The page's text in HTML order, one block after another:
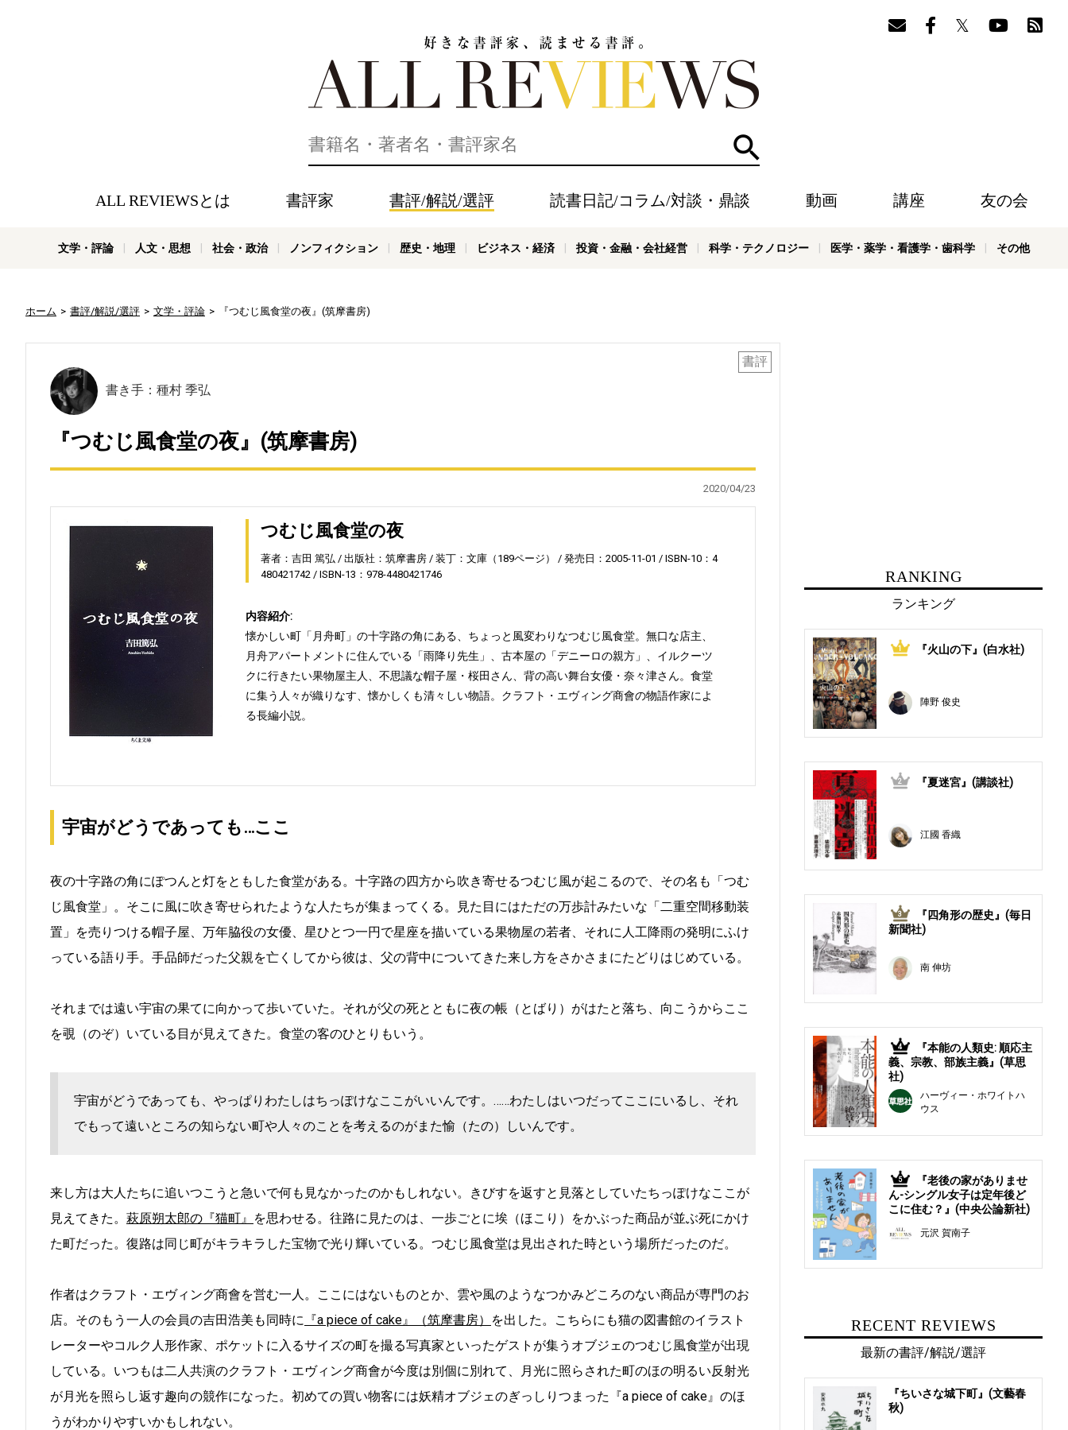
検索
ALL REVIEWSとは 書評家 書評/解説/選評 読書日記/コラム/対談・鼎談 動画 講座 友の会
文学・評論 人文・思想 社会・政治 ノンフィクション 歴史・地理 ビジネス・経済 投資・金融・会社経営 科学・テクノロジー 医学・薬学・看護学・歯科学 その他
ホーム 書評/解説/選評 文学・評論 『つむじ風食堂の夜』(筑摩書房)
書評
書き手：種村 季弘
『つむじ風食堂の夜』(筑摩書房)
2020/04/23
つむじ風食堂の夜
著者：吉田 篤弘 出版社：筑摩書房 装丁：文庫（189ページ） 発売日：2005-11-01
ISBN-10：4
480421742
ISBN-13：978-4480421746
内容紹介:
懐かしい町「月舟町」の十字路の角にある、ちょっと風変わりなつむじ風食堂。無口な店主、
月舟アパートメントに住んでいる「雨降り先生」、古本屋の「デニーロの親方」、イルクーツ
クに行きたい果物屋主人、不思議な帽子屋・桜田さん、背の高い舞台女優・奈々津さん。食堂
に集う人々が織りなす、懐かしくも清々しい物語。クラフト・エヴィング商會の物語作家によ
る長編小説。
宇宙がどうであっても…ここ
夜の十字路の角にぽつんと灯をともした食堂がある。十字路の四方から吹き寄せるつむじ風が起こるので、その名も「つむ
じ風食堂」。そこに風に吹き寄せられたような人たちが集まってくる。見た目にはただの万歩計みたいな「二重空間移動装
置」を売りつける帽子屋、万年脇役の女優、星ひとつ一円で星座を描いている果物屋の若者、それに人工降雨の発明にふけ
っている語り手。手品師だった父親を亡くしてから彼は、父の背中についてきた来し方をさかさまにたどりはじめている。
それまでは遠い宇宙の果てに向かって歩いていた。それが父の死とともに夜の帳（とばり）がはたと落ち、向こうからここ
を覗（のぞ）いている目が見えてきた。食堂の客のひとりもいう。
宇宙がどうであっても、やっぱりわたしはちっぽけなここがいいんです。……わたしはいつだってここにいるし、それ
でもって遠いところの知らない町や人々のことを考えるのがまた愉（たの）しいんです。
来し方は大人たちに追いつこうと急いで何も見なかったのかもしれない。きびすを返すと見落としていたちっぽけなここが
見えてきた。 萩原朔太郎の『猫町』 を思わせる。往路に見たのは、一歩ごとに埃（ほこり）をかぶった商品が並ぶ死にかけ
た町だった。復路は同じ町がキラキラした宝物で光り輝いている。つむじ風食堂は見出された時という場所だったのだ。
作者はクラフト・エヴィング商會を営む一人。ここにはないものとか、雲や風のようなつかみどころのない商品が専門のお
店。そのもう一人の会員の吉田浩美も同時に 『a piece of cake』（筑摩書房）
を出した。こちらにも猫の図書館のイラスト
レーターやコルク人形作家、ポケットに入るサイズの町を撮る写真家といったゲストが集うオブジェのつむじ風食堂が出現
している。いつもは二人共演のクラフト・エヴィング商會が今度は別個に別れて、月光に照らされた町のほの明るい反射光
が月光を照らし返す趣向の競作になった。初めての買い物客には妖精オブジェのぎっしりつまった『a piece of cake』のほ
うがわかりやすいかもしれない。
RANKING
ランキング
1 『火山の下』(白水社)
陣野 俊史
2 『夏迷宮』(講談社)
江國 香織
3
『四角形の歴史』(毎日
新聞社)
南 伸坊
4
『本能の人類史: 順応主
義、宗教、部族主義』(草思
社)
ハーヴィー・ホワイトハ
ウス
5
『老後の家がありませ
ん-シングル女子は定年後ど
こに住む？』(中央公論新社)
元沢 賀南子
RECENT REVIEWS
最新の書評/解説/選評
『ちいさな城下町』(文藝春
秋)